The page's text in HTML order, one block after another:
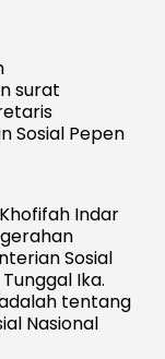
Indar
Sosial
Ika.
tentang
Nasional